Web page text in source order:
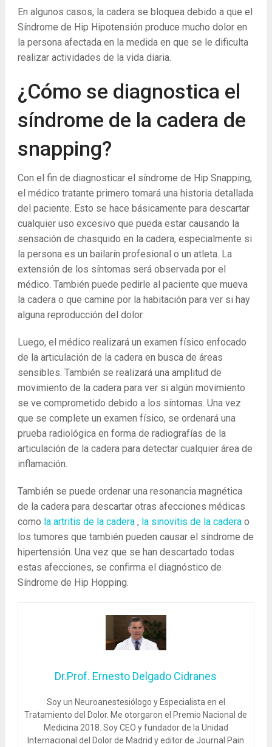
En algunos casos, la cadera se bloquea debido a que el
Síndrome de Hip Hipotensión produce mucho dolor en
la persona afectada en la medida en que se le dificulta
realizar actividades de la vida diaria.
¿Cómo se diagnostica el
síndrome de la cadera de
snapping?
Con el fin de diagnosticar el síndrome de Hip Snapping,
el médico tratante primero tomará una historia detallada
del paciente. Esto se hace básicamente para descartar
cualquier uso excesivo que pueda estar causando la
sensación de chasquido en la cadera, especialmente si
la persona es un bailarín profesional o un atleta. La
extensión de los síntomas será observada por el
médico. También puede pedirle al paciente que mueva
la cadera o que camine por la habitación para ver si hay
alguna reproducción del dolor.
Luego, el médico realizará un examen físico enfocado
de la articulación de la cadera en busca de áreas
sensibles. También se realizará una amplitud de
movimiento de la cadera para ver si algún movimiento
se ve comprometido debido a los síntomas. Una vez
que se complete un examen físico, se ordenará una
prueba radiológica en forma de radiografías de la
articulación de la cadera para detectar cualquier área de
inflamación.
También se puede ordenar una resonancia magnética
de la cadera para descartar otras afecciones médicas
como la artritis de la cadera, la sinovitis de la caderao
los tumores que también pueden causar el síndrome de
hipertensión. Una vez que se han descartado todas
estas afecciones, se confirma el diagnóstico de
Síndrome de Hip Hopping.
Dr.Prof. Ernesto Delgado Cidranes
Soy un Neuroanestesiólogo y Especialista en el
Tratamiento del Dolor. Me otorgaron el Premio Nacional de
Medicina 2018. Soy CEO y fundador de la Unidad
Internacional del Dolor de Madrid y editor de Journal Pain